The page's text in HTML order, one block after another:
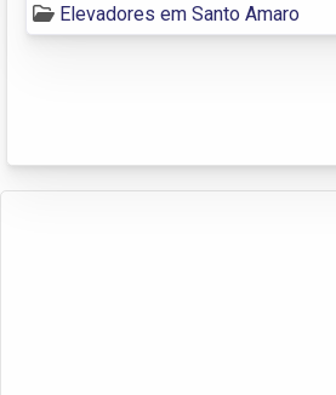
Elevadores em Santo Amaro